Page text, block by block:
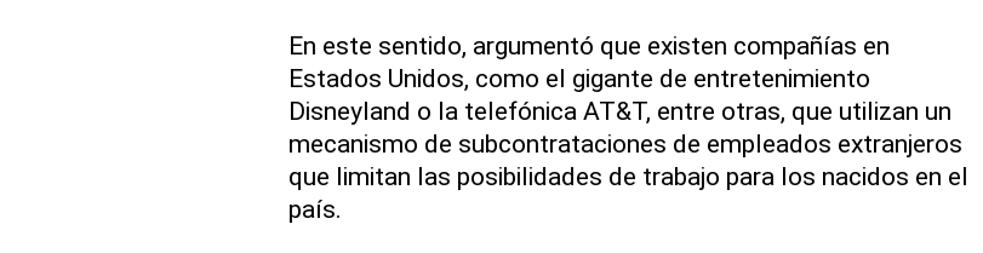
En este sentido, argumentó que existen compañías en
Estados Unidos, como el gigante de entretenimiento
Disneyland o la telefónica AT&T, entre otras, que utilizan un
mecanismo de subcontrataciones de empleados extranjeros
que limitan las posibilidades de trabajo para los nacidos en el
país.